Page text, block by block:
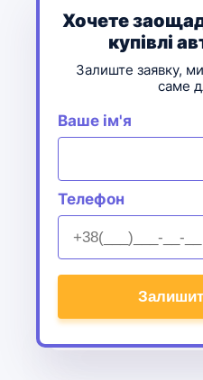
Хочете
купівлі
Залиште заявку,
саме
Ваше ім'я
Телефон